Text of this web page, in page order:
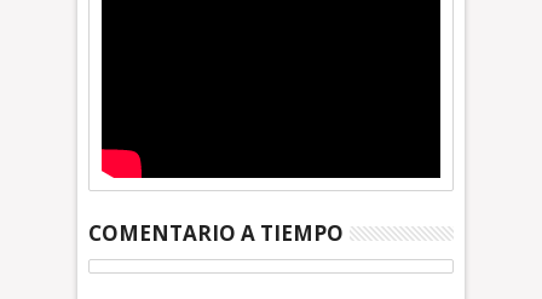
COMENTARIO A TIEMPO